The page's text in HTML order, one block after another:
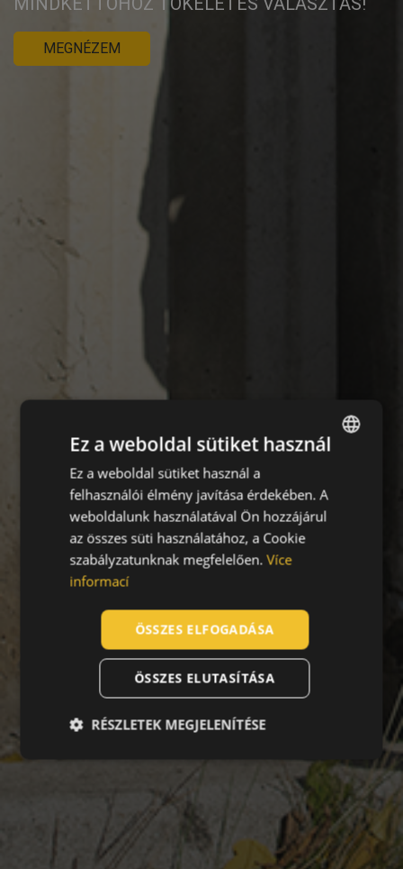
CZECH
HUNGARIAN
SLOVAK
GERMAN
FRENCH
Ez a weboldal sütiket használ
Ez a weboldal sütiket használ a
felhasználói élmény javítása érdekében. A
weboldalunk használatával Ön hozzájárul
az összes süti használatához, a Cookie
szabályzatunknak megfelelően. Více
informací
ÖSSZES ELFOGADÁSA
ÖSSZES ELUTASÍTÁSA
RÉSZLETEK MEGJELENÍTÉSE